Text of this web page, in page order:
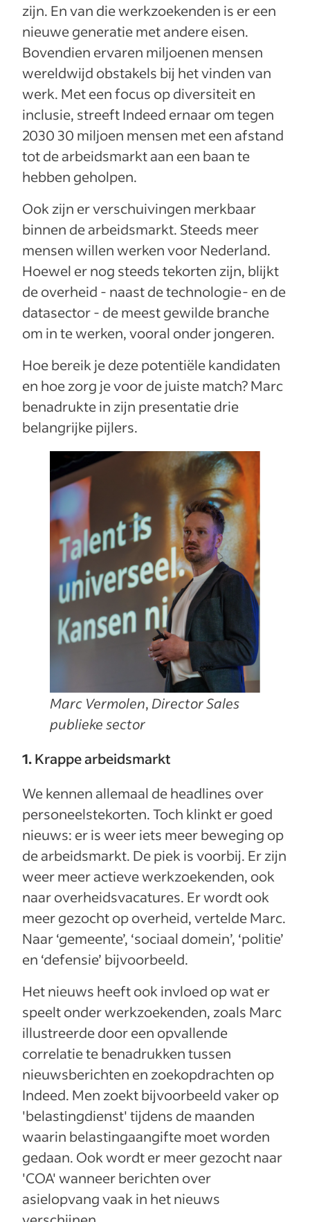
zijn. En van die werkzoekenden is er een
nieuwe generatie met andere eisen.
Bovendien ervaren miljoenen mensen
wereldwijd obstakels bij het vinden van
werk. Met een focus op diversiteit en
inclusie, streeft Indeed ernaar om tegen
2030 30 miljoen mensen met een afstand
tot de arbeidsmarkt aan een baan te
hebben geholpen.
Ook zijn er verschuivingen merkbaar
binnen de arbeidsmarkt. Steeds meer
mensen willen werken voor Nederland.
Hoewel er nog steeds tekorten zijn, blijkt
de overheid - naast de technologie- en de
datasector - de meest gewilde branche
om in te werken, vooral onder jongeren.
Hoe bereik je deze potentiële kandidaten
en hoe zorg je voor de juiste match? Marc
benadrukte in zijn presentatie drie
belangrijke pijlers.
Marc Vermolen, Director Sales
publieke sector
1.Krappe arbeidsmarkt
We kennen allemaal de headlines over
personeelstekorten. Toch klinkt er goed
nieuws: er is weer iets meer beweging op
de arbeidsmarkt. De piek is voorbij. Er zijn
weer meer actieve werkzoekenden, ook
naar overheidsvacatures. Er wordt ook
meer gezocht op overheid, vertelde Marc.
Naar ‘gemeente’, ‘sociaal domein’, ‘politie’
en ‘defensie’ bijvoorbeeld.
Het nieuws heeft ook invloed op wat er
speelt onder werkzoekenden, zoals Marc
illustreerde door een opvallende
correlatie te benadrukken tussen
nieuwsberichten en zoekopdrachten op
Indeed. Men zoekt bijvoorbeeld vaker op
'belastingdienst' tijdens de maanden
waarin belastingaangifte moet worden
gedaan. Ook wordt er meer gezocht naar
'COA' wanneer berichten over
asielopvang vaak in het nieuws